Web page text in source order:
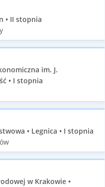
• II stopnia
im. J.
• I stopnia
• Legnica • I stopnia
w Krakowie •